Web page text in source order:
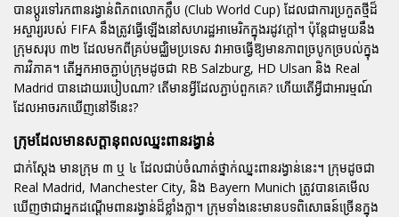
បានប្តូរទៅរកពានរង្វាន់ពិភពលោកក្លឹប (Club World Cup) ដែលជាការប្រកួតថ្មីដ៏
អស្ចារ្យរបស់ FIFA នឹងត្រូវធ្វើឡើងនៅសហរដ្ឋអាមេរិកក្នុងរដូវក្តៅ។ ប៉ុន្តែជាមួយនឹង
ក្រុមសរុប ៣២ ដែលមកពីគ្រប់មជ្ឈិមប្រទេស វាអាចធ្វើឱ្យមានភាពច្របូកច្របល់ក្នុង
ការវិភាគ។ តើអ្នកអាចភ្ជាប់ក្រុមដូចជា RB Salzburg, HD Ulsan និង Real
Madrid បានដោយរបៀបណា? តើមានអ្វីដែលភ្ជាប់ពួកគេ? ហើយតើអ្វីជាអារម្មណ៍
ដែលអាចរកឃើញនៅទីនេះ?
ក្រុមដែលមានសក្តានុពលឈ្នះពានរង្វាន់
ជាក់ស្តែង មានក្រុម ៣ ឬ ៤ ដែលជាប់ចំណាត់ថ្នាក់ឈ្នះពានរង្វាន់នេះ។ ក្រុមដូចជា
Real Madrid, Manchester City, និង Bayern Munich ត្រូវបានគេមើល
ឃើញថាជាអ្នកដណ្តើមពានរង្វាន់ដ៏ខ្លាំងក្លា។ ក្រុមទាំងនេះមានបទពិសោធន៍ច្រើនក្នុង